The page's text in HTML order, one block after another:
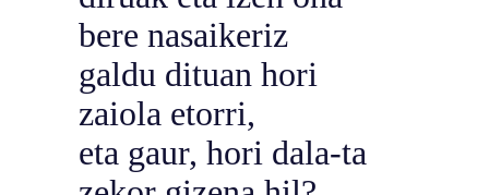
bere nasaikeriz
galdu dituan hori
zaiola etorri,
eta gaur, hori dala-ta